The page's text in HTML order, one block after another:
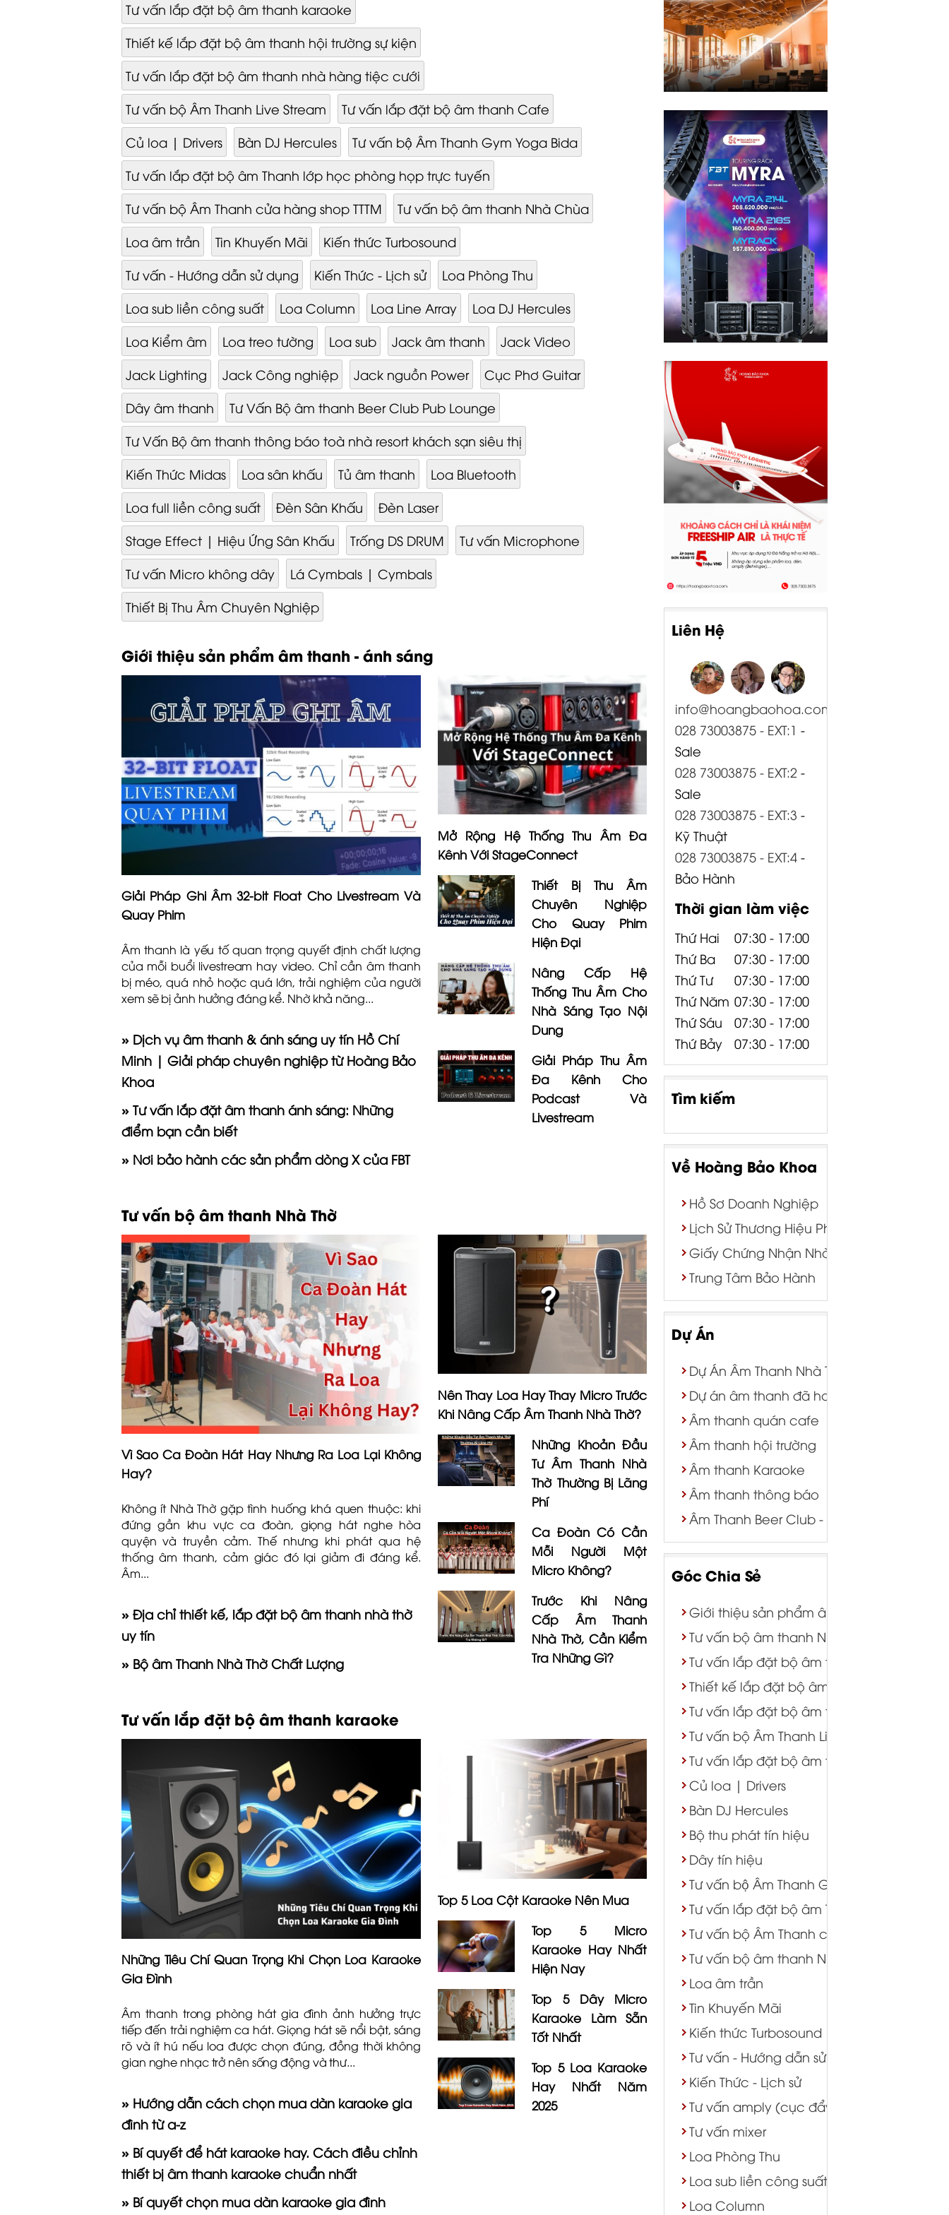
Tư vấn lắp đặt bộ âm thanh karaoke
Thiết kế lắp đặt bộ âm thanh hội trường sự kiện
Tư vấn lắp đặt bộ âm thanh nhà hàng tiệc cưới
Tư vấn bộ Âm Thanh Live Stream
Tư vấn lắp đặt bộ âm thanh Cafe
Củ loa | Drivers
Bàn DJ Hercules
Tư vấn bộ Âm Thanh Gym Yoga Bida
Tư vấn lắp đặt bộ âm Thanh lớp học phòng họp trực tuyến
Tư vấn bộ Âm Thanh cửa hàng shop TTTM
Tư vấn bộ âm thanh Nhà Chùa
Loa âm trần
Tin Khuyến Mãi
Kiến thức Turbosound
Tư vấn - Hướng dẫn sử dụng
Kiến Thức - Lịch sử
Loa Phòng Thu
Loa sub liền công suất
Loa Column Loa Line Array
Loa DJ Hercules
Loa Kiểm âm
Loa treo tường Loa sub Jack âm thanh
Jack Video
Jack Lighting
Jack Công nghiệp Jack nguồn Power
Cục Phơ Guitar
Dây âm thanh
Tư Vấn Bộ âm thanh Beer Club Pub Lounge
Tư Vấn Bộ âm thanh thông báo toà nhà resort khách sạn siêu thị
Kiến Thức Midas
Loa sân khấu Tủ âm thanh
Loa Bluetooth
Loa full liền công suất
Đèn Sân Khấu
Đèn Laser
Stage Effect | Hiệu Ứng Sân Khấu
Trống DS DRUM
Tư vấn Microphone
Tư vấn Micro không dây
Lá Cymbals | Cymbals
Thiết Bị Thu Âm Chuyên Nghiệp
Giới thiệu sản phẩm âm thanh - ánh sáng
Giải Pháp Ghi Âm 32-bit Float Cho Livestream Và
Quay Phim
Âm thanh là yếu tố quan trọng quyết định chất lượng
của mỗi buổi livestream hay video. Chỉ cần âm thanh
bị méo, quá nhỏ hoặc quá lớn, trải nghiệm của người
xem sẽ bị ảnh hưởng đáng kể. Nhờ khả năng...
» Dịch vụ âm thanh & ánh sáng uy tín Hồ Chí
Minh | Giải pháp chuyên nghiệp từ Hoàng Bảo
Khoa
» Tư vấn lắp đặt âm thanh ánh sáng: Những
điểm bạn cần biết
» Nơi bảo hành các sản phẩm dòng X của FBT
Mở Rộng Hệ Thống Thu Âm Đa
Kênh Với StageConnect
Thiết Bị Thu Âm
Chuyên Nghiệp
Cho Quay Phim
Hiện Đại
Nâng Cấp Hệ
Thống Thu Âm Cho
Nhà Sáng Tạo Nội
Dung
Giải Pháp Thu Âm
Đa Kênh Cho
Podcast Và
Livestream
Tư vấn bộ âm thanh Nhà Thờ
Vì Sao Ca Đoàn Hát Hay Nhưng Ra Loa Lại Không
Hay?
Không ít Nhà Thờ gặp tình huống khá quen thuộc: khi
đứng gần khu vực ca đoàn, giọng hát nghe hòa
quyện và truyền cảm. Thế nhưng khi phát qua hệ
thống âm thanh, cảm giác đó lại giảm đi đáng kể.
Âm...
» Địa chỉ thiết kế, lắp đặt bộ âm thanh nhà thờ
uy tín
» Bộ âm Thanh Nhà Thờ Chất Lượng
Nên Thay Loa Hay Thay Micro Trước
Khi Nâng Cấp Âm Thanh Nhà Thờ?
Những Khoản Đầu
Tư Âm Thanh Nhà
Thờ Thường Bị Lãng
Phí
Ca Đoàn Có Cần
Mỗi Người Một
Micro Không?
Trước Khi Nâng
Cấp Âm Thanh
Nhà Thờ, Cần Kiểm
Tra Những Gì?
Tư vấn lắp đặt bộ âm thanh karaoke
Những Tiêu Chí Quan Trọng Khi Chọn Loa Karaoke
Gia Đình
Âm thanh trong phòng hát gia đình ảnh hưởng trực
tiếp đến trải nghiệm ca hát. Giọng hát sẽ nổi bật, sáng
rõ và ít hú nếu loa được chọn đúng, đồng thời không
gian nghe nhạc trở nên sống động và thư...
» Hướng dẫn cách chọn mua dàn karaoke gia
đình từ a-z
» Bí quyết để hát karaoke hay. Cách điều chỉnh
thiết bị âm thanh karaoke chuẩn nhất
» Bí quyết chọn mua dàn karaoke gia đình
Top 5 Loa Cột Karaoke Nên Mua
Top 5 Micro
Karaoke Hay Nhất
Hiện Nay
Top 5 Dây Micro
Karaoke Làm Sẵn
Tốt Nhất
Top 5 Loa Karaoke
Hay Nhất Năm
2025
Liên Hệ
info@hoangbaohoa.com
028 73003875 - EXT:1 -
Sale
028 73003875 - EXT:2 -
Sale
028 73003875 - EXT:3 -
Kỹ Thuật
028 73003875 - EXT:4 -
Bảo Hành
Thời gian làm việc
Thứ Hai
07:30 - 17:00
Thứ Ba
07:30 - 17:00
Thứ Tư
07:30 - 17:00
Thứ Năm 07:30 - 17:00
Thứ Sáu
07:30 - 17:00
Thứ Bảy
07:30 - 17:00
Tìm kiếm
Về Hoàng Bảo Khoa
Hồ Sơ Doanh Nghiệp
Lịch Sử Thương Hiệu Phân Phối
Giấy Chứng Nhận Nhà Phân Phối
Trung Tâm Bảo Hành
Dự Án
Dự Án Âm Thanh Nhà Thờ | Nhà Nguyện
Dự án âm thanh đã hoàn thành
Âm thanh quán cafe
Âm thanh hội trường
Âm thanh Karaoke
Âm thanh thông báo
Âm Thanh Beer Club - Bar - Tiệc Cưới
Góc Chia Sẻ
Giới thiệu sản phẩm âm thanh - ánh sáng
Tư vấn bộ âm thanh Nhà Thờ
Tư vấn lắp đặt bộ âm thanh karaoke
Thiết kế lắp đặt bộ âm thanh hội trường
Tư vấn lắp đặt bộ âm thanh nhà hàng
Tư vấn bộ Âm Thanh Live Stream
Tư vấn lắp đặt bộ âm thanh Cafe
Củ loa | Drivers
Bàn DJ Hercules
Bộ thu phát tín hiệu
Dây tín hiệu
Tư vấn bộ Âm Thanh Gym Yoga Bida
Tư vấn lắp đặt bộ âm Thanh lớp học
Tư vấn bộ Âm Thanh cửa hàng shop TTTM
Tư vấn bộ âm thanh Nhà Chùa
Loa âm trần
Tin Khuyến Mãi
Kiến thức Turbosound
Tư vấn - Hướng dẫn sử dụng
Kiến Thức - Lịch sử
Tư vấn amply (cục đẩy)
Tư vấn mixer
Loa Phòng Thu
Loa sub liền công suất
Loa Column